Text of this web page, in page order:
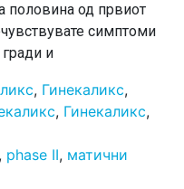
половина од првиот
симптоми
и
, Гинекаликс,
, Гинекаликс,
, phase II, матични